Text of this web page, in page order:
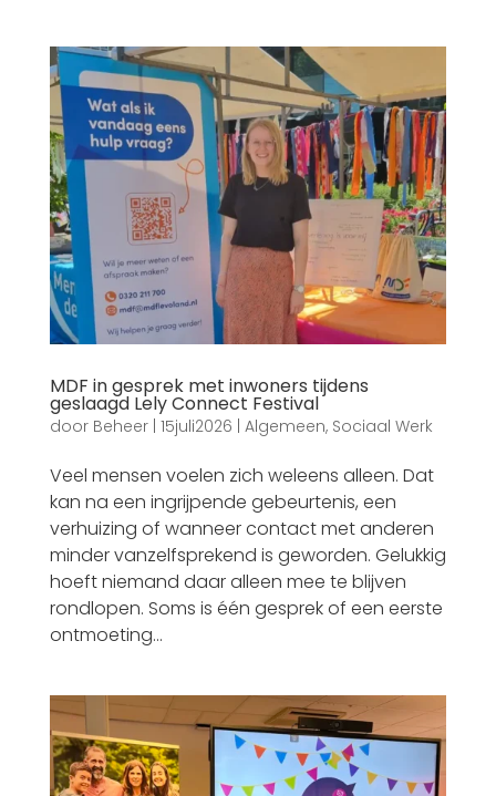
MDF in gesprek met inwoners tijdens
geslaagd Lely Connect Festival
door Beheer| 15juli2026 | Algemeen, Sociaal Werk
Veel mensen voelen zich weleens alleen. Dat
kan na een ingrijpende gebeurtenis, een
verhuizing of wanneer contact met anderen
minder vanzelfsprekend is geworden. Gelukkig
hoeft niemand daar alleen mee te blijven
rondlopen. Soms is één gesprek of een eerste
ontmoeting...